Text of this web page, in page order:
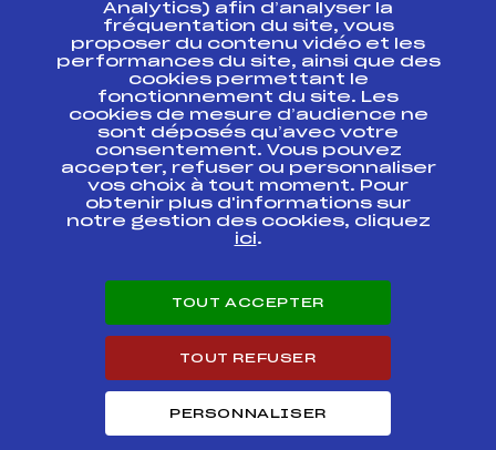
Ressources
Pass’Neige
Projet sportif fédéral
Projet de performance fédéral
Antidopage
Pôle Développement, Formation, Suivi
Scientifique
Listes ministérielles
Pôle vie de l’athlète
Enseignement professionnel
Carrières
Analytics) afin d’analyser la
fréquentation du site, vous
proposer du contenu vidéo et les
performances du site, ainsi que des
cookies permettant le
fonctionnement du site. Les
cookies de mesure d’audience ne
sont déposés qu’avec votre
consentement. Vous pouvez
accepter, refuser ou personnaliser
vos choix à tout moment. Pour
obtenir plus d'informations sur
notre gestion des cookies, cliquez
ici.
TOUT ACCEPTER
TOUT REFUSER
PERSONNALISER